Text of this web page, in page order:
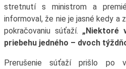
stretnutí s ministrom a
informoval, že nie je jasné kedy a
pokračovaniu súťaží. „Niektoré
priebehu jedného – dvoch
Prerušenie súťaží prišlo po